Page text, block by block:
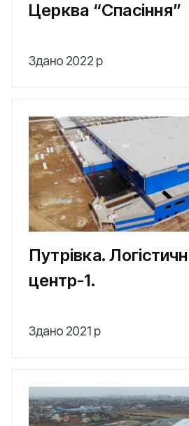
Церква “Спасіння”
Здано 2022 р
Путрівка.
центр-1.
Здано 2021 р